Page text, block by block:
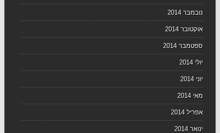
נובמבר 2014
אוקטובר 2014
ספטמבר 2014
יולי 2014
יוני 2014
מאי 2014
אפריל 2014
ינואר 2014